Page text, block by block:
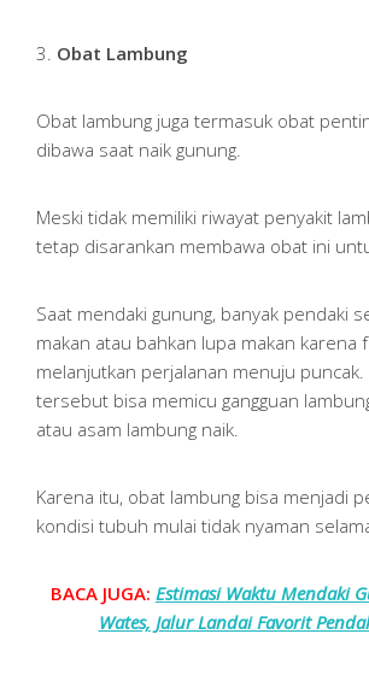
3. Obat Lambung
Obat lambung juga termasuk obat
dibawa saat naik gunung.
Meski tidak memiliki riwayat penyakit
tetap disarankan membawa obat ini
Saat mendaki gunung, banyak pendaki
makan atau bahkan lupa makan karena
melanjutkan perjalanan menuju puncak.
tersebut bisa memicu gangguan
atau asam lambung naik.
Karena itu, obat lambung bisa menjadi
kondisi tubuh mulai tidak nyaman
BACA JUGA: Estimasi Waktu Mendaki
Wates, Jalur Landai Favorit